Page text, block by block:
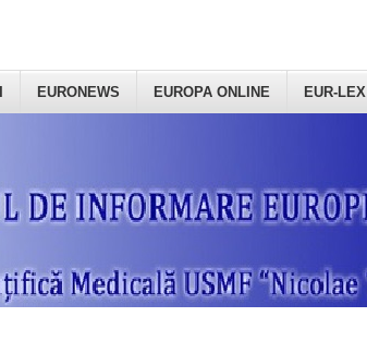
EURONEWS EUROPA ONLINE EUR-LEX